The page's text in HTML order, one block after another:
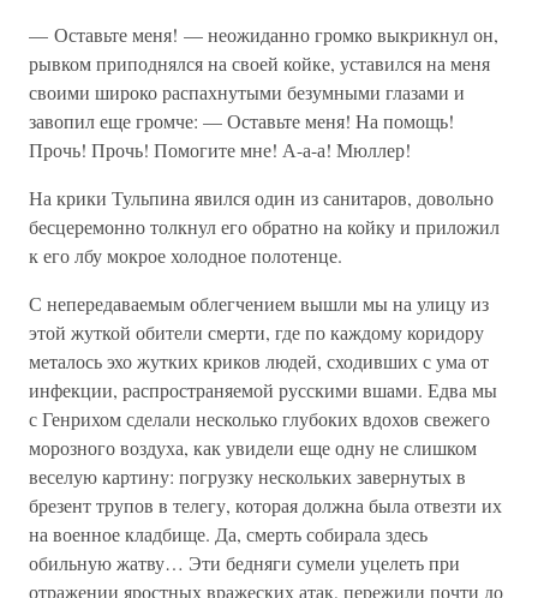
— Оставьте меня! — неожиданно громко выкрикнул он,
рывком приподнялся на своей койке, уставился на меня
своими широко распахнутыми безумными глазами и
завопил еще громче: — Оставьте меня! На помощь!
Прочь! Прочь! Помогите мне! А-а-а! Мюллер!
На крики Тульпина явился один из санитаров, довольно
бесцеремонно толкнул его обратно на койку и приложил
к его лбу мокрое холодное полотенце.
С непередаваемым облегчением вышли мы на улицу из
этой жуткой обители смерти, где по каждому коридору
металось эхо жутких криков людей, сходивших с ума от
инфекции, распространяемой русскими вшами. Едва мы
с Генрихом сделали несколько глубоких вдохов свежего
морозного воздуха, как увидели еще одну не слишком
веселую картину: погрузку нескольких завернутых в
брезент трупов в телегу, которая должна была отвезти их
на военное кладбище. Да, смерть собирала здесь
обильную жатву… Эти бедняги сумели уцелеть при
отражении яростных вражеских атак, пережили почти до